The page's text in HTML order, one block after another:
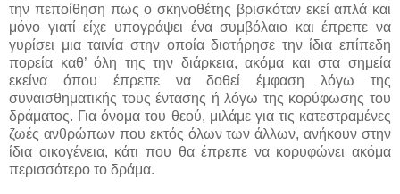
την πεποίθηση πως ο σκηνοθέτης βρισκόταν εκεί απλά και
μόνο γιατί είχε υπογράψει ένα συμβόλαιο και έπρεπε να
γυρίσει μια ταινία στην οποία διατήρησε την ίδια επίπεδη
πορεία καθ’ όλη της την διάρκεια, ακόμα και στα σημεία
εκείνα όπου έπρεπε να δοθεί έμφαση λόγω της
συναισθηματικής τους έντασης ή λόγω της κορύφωσης του
δράματος. Για όνομα του θεού, μιλάμε για τις κατεστραμένες
ζωές ανθρώπων που εκτός όλων των άλλων, ανήκουν στην
ίδια οικογένεια, κάτι που θα έπρεπε να κορυφώνει ακόμα
περισσότερο το δράμα.